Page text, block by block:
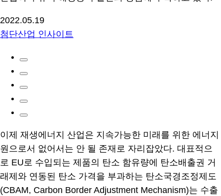
2022.05.19
첨단산업 인사이트
이제 재생에너지 산업은 지속가능한 미래를 위한 에너지
원으로서 없어서는 안 될 존재로 자리잡았다. 대표적으
로 EU로 수입되는 제품의 탄소 함유량에 탄소배출권 거
래제와 연동된 탄소 가격을 부과하는 탄소국경조정제도
(CBAM, Carbon Border Adjustment Mechanism)는 수출